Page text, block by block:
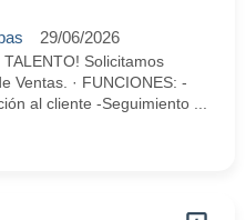
29/06/2026
TALENTO! Solicitamos
Ventas. · FUNCIONES: -
al cliente -Seguimiento ...